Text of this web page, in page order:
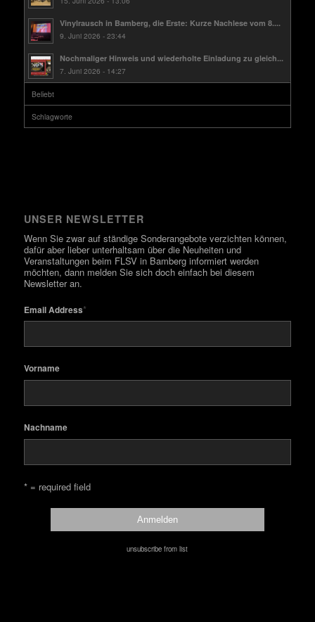
Vinylrausch in Bamberg, die Erste: Kurze Nachlese vom 8....
9. Juni 2026 - 23:44
Nochmaliger Hinweis und wiederholte Einladung zu gleich...
7. Juni 2026 - 14:27
Beliebt
Schlagworte
UNSER NEWSLETTER
Wenn Sie zwar auf ständige Sonderangebote verzichten können,
dafür aber lieber unterhaltsam über die Neuheiten und
Veranstaltungen beim FLSV in Bamberg informiert werden
möchten, dann melden Sie sich doch einfach bei diesem
Newsletter an.
Email Address*
Vorname
Nachname
* = required field
unsubscribe from list